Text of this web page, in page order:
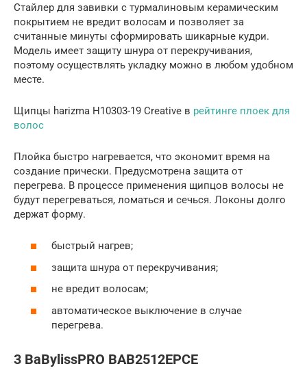
Стайлер для завивки с турмалиновым керамическим
покрытием не вредит волосам и позволяет за
считанные минуты сформировать шикарные кудри.
Модель имеет защиту шнура от перекручивания,
поэтому осуществлять укладку можно в любом удобном
месте.
Щипцы harizma H10303-19 Creative в рейтинге плоек для
волос
Плойка быстро нагревается, что экономит время на
создание прически. Предусмотрена защита от
перегрева. В процессе применения щипцов волосы не
будут перегреваться, ломаться и сечься. Локоны долго
держат форму.
быстрый нагрев;
защита шнура от перекручивания;
не вредит волосам;
автоматическое выключение в случае
перегрева.
3 BaBylissPRO BAB2512EPCE